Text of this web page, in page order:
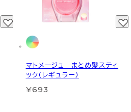
マトメージュ まとめ髪スティ
ック（レギュラー）
¥693